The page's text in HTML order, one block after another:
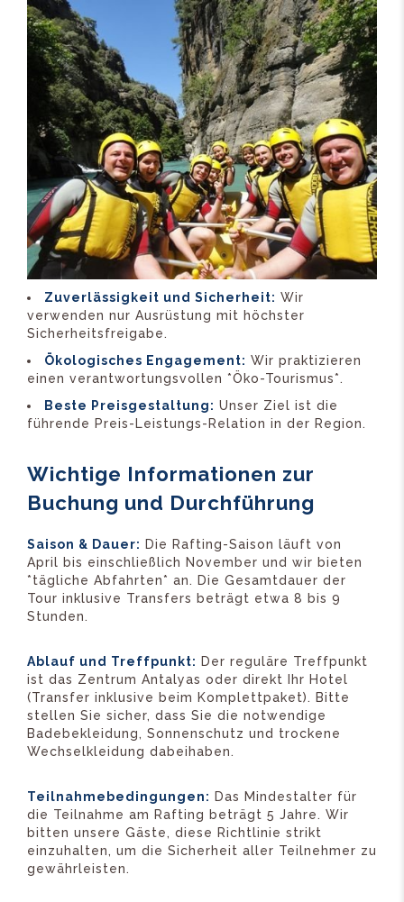
Zuverlässigkeit und Sicherheit: Wir
verwenden nur Ausrüstung mit höchster
Sicherheitsfreigabe.
Ökologisches Engagement: Wir praktizieren
einen verantwortungsvollen *Öko-Tourismus*.
Beste Preisgestaltung: Unser Ziel ist die
führende Preis-Leistungs-Relation in der Region.
Wichtige Informationen zur
Buchung und Durchführung
Saison & Dauer: Die Rafting-Saison läuft von
April bis einschließlich November und wir bieten
*tägliche Abfahrten* an. Die Gesamtdauer der
Tour inklusive Transfers beträgt etwa 8 bis 9
Stunden.
Ablauf und Treffpunkt: Der reguläre Treffpunkt
ist das Zentrum Antalyas oder direkt Ihr Hotel
(Transfer inklusive beim Komplettpaket). Bitte
stellen Sie sicher, dass Sie die notwendige
Badebekleidung, Sonnenschutz und trockene
Wechselkleidung dabeihaben.
Teilnahmebedingungen: Das Mindestalter für
die Teilnahme am Rafting beträgt 5 Jahre. Wir
bitten unsere Gäste, diese Richtlinie strikt
einzuhalten, um die Sicherheit aller Teilnehmer zu
gewährleisten.